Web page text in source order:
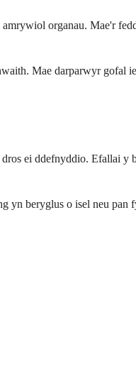
organau. Mae'r
Mae darparwyr gofal
ei ddefnyddio. Efallai y
beryglus o isel neu